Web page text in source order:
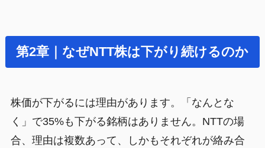
第2章｜なぜNTT株は下がり続けるのか
株価が下がるには理由があります。「なんとな
く」で35%も下がる銘柄はありません。NTTの場
合、理由は複数あって、しかもそれぞれが絡み合